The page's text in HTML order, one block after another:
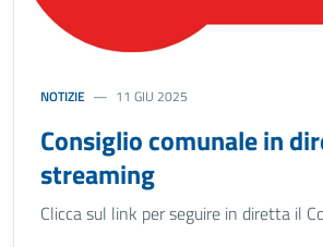
NOTIZIE 11 GIU 2025
Consiglio comunale in
streaming
Clicca sul link per seguire in diretta il